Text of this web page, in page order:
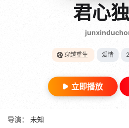
28短剧君心
穿越重生 爱情
立即播放
导演：
未知